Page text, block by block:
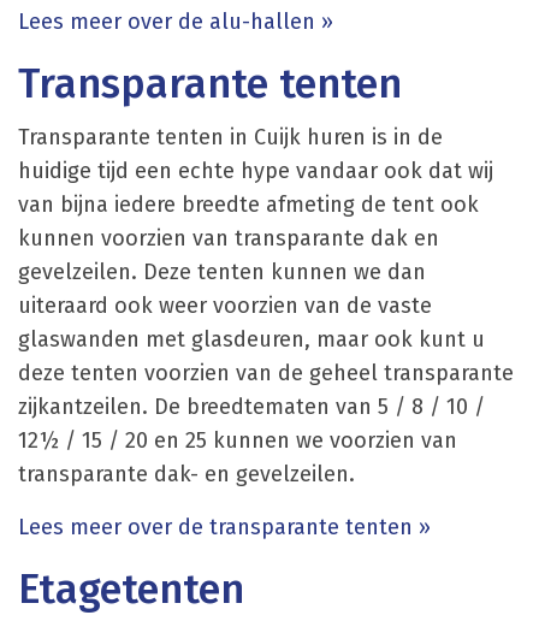
Lees meer over de alu-hallen »
Transparante tenten
Transparante tenten in Cuijk huren is in de
huidige tijd een echte hype vandaar ook dat wij
van bijna iedere breedte afmeting de tent ook
kunnen voorzien van transparante dak en
gevelzeilen. Deze tenten kunnen we dan
uiteraard ook weer voorzien van de vaste
glaswanden met glasdeuren, maar ook kunt u
deze tenten voorzien van de geheel transparante
zijkantzeilen. De breedtematen van 5 / 8 / 10 /
12½ / 15 / 20 en 25 kunnen we voorzien van
transparante dak- en gevelzeilen.
Lees meer over de transparante tenten »
Etagetenten